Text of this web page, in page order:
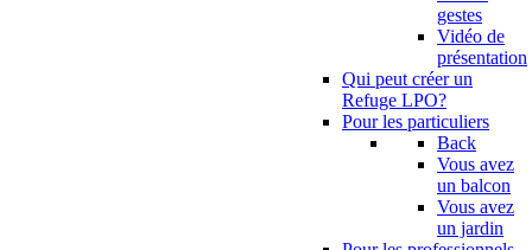
gestes
Vidéo de
présentation
Qui peut créer un
Refuge LPO?
Pour les particuliers
Back
Vous avez
un balcon
Vous avez
un jardin